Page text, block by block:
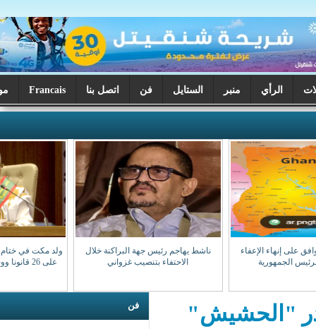
الستايل فن اتصل بنا Francais موريتانيا اليوم
ناشط يهاجم رئيس جهة البراكنة خلال
الاحتفاء بتنصيب غزواني
ولد مكت في ختام دورة البرلمان: صادقنا
على 26 قانونا ووجهنا 28 سؤالا للوزراء
فن